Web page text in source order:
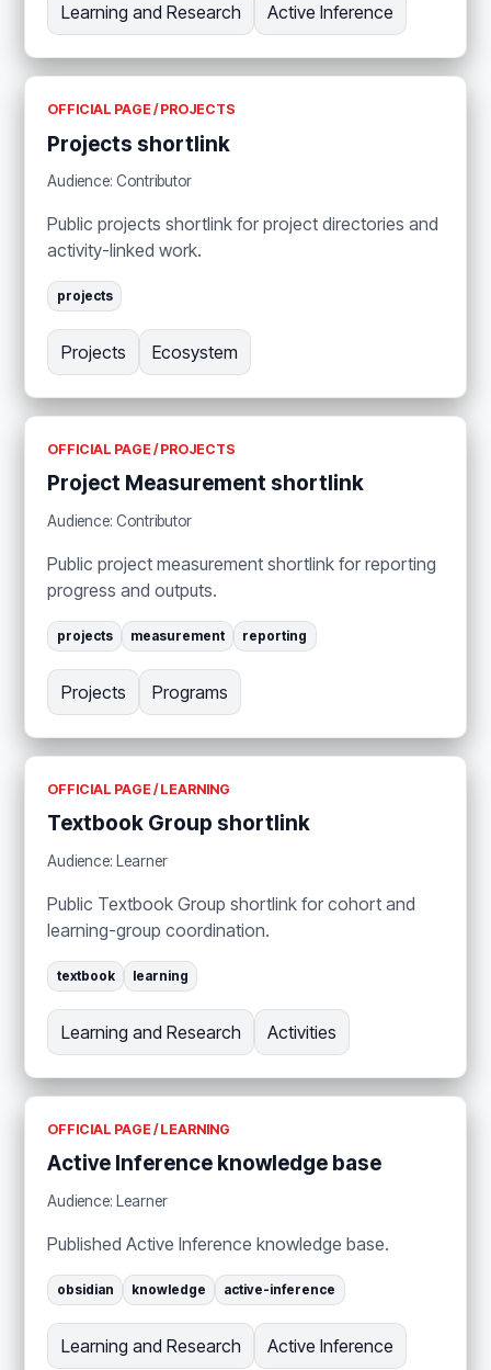
Learning and Research Active Inference
OFFICIAL PAGE / PROJECTS
Projects shortlink
Audience: Contributor
Public projects shortlink for project directories and
activity-linked work.
projects
Projects Ecosystem
OFFICIAL PAGE / PROJECTS
Project Measurement shortlink
Audience: Contributor
Public project measurement shortlink for reporting
progress and outputs.
projects measurement reporting
Projects Programs
OFFICIAL PAGE / LEARNING
Textbook Group shortlink
Audience: Learner
Public Textbook Group shortlink for cohort and
learning-group coordination.
textbook learning
Learning and Research Activities
OFFICIAL PAGE / LEARNING
Active Inference knowledge base
Audience: Learner
Published Active Inference knowledge base.
obsidian knowledge active-inference
Learning and Research Active Inference